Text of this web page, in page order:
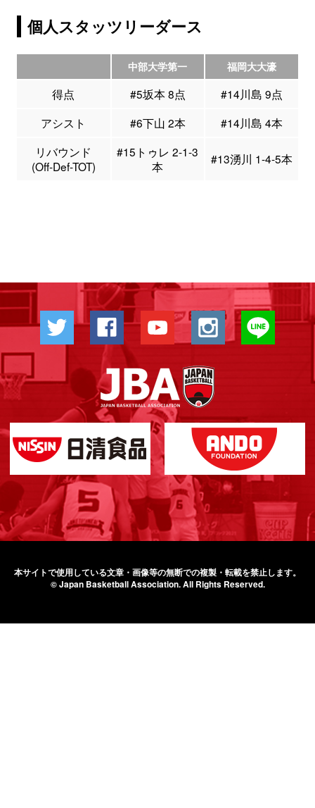
個人スタッツリーダース
中部大学第一 福岡大大濠
得点 #5坂本 8点
#14川島 9点
アシスト
#6下山 2本
#14川島 4本
リバウンド
(Off-Def-TOT)
#15トゥレ 2-1-3
本
#13湧川 1-4-5本
本サイトで使用している文章・画像等の無断での複製・転載を禁止します。
© Japan Basketball Association.All Rights Reserved.